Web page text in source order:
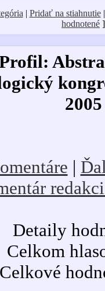
| Pridať na stiahnutie
hodnotené ]
2005
|
Detaily
Celkom
Celkové